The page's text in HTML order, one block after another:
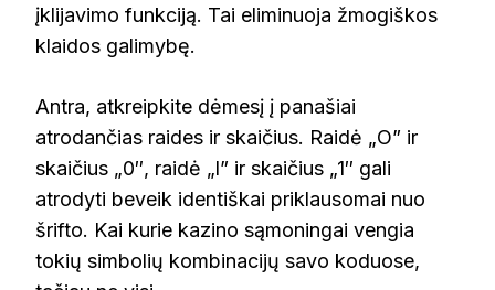
įklijavimo funkciją. Tai eliminuoja žmogiškos
klaidos galimybę.
Antra, atkreipkite dėmesį į panašiai
atrodančias raides ir skaičius. Raidė „O” ir
skaičius „0″, raidė „l” ir skaičius „1″ gali
atrodyti beveik identiškai priklausomai nuo
šrifto. Kai kurie kazino sąmoningai vengia
tokių simbolių kombinacijų savo koduose,